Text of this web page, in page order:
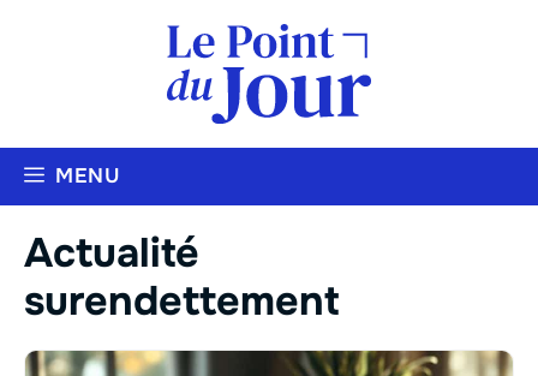
MENU
Actualité
surendettement